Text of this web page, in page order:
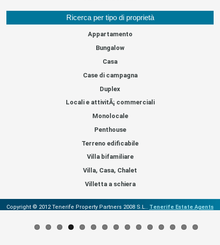
Ricerca per tipo di proprietà
Appartamento
Bungalow
Casa
Case di campagna
Duplex
Locali e attivitÃ¡ commerciali
Monolocale
Penthouse
Terreno edificabile
Villa bifamiliare
Villa, Casa, Chalet
Villetta a schiera
Copyright © 2012 Tenerife Property Partners 2008 S.L.. Tenerife Estate Agents